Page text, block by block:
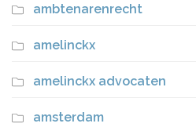
ambtenarenrecht
amelinckx
amelinckx advocaten
amsterdam